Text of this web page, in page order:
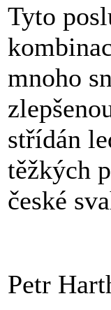
Tyto
mnoho
střídán
těžkých
české
Petr